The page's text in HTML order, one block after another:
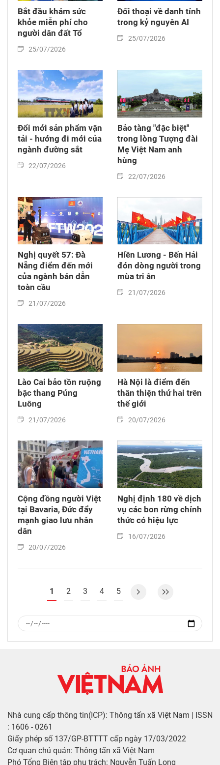
Bắt đầu khám sức
khỏe miễn phí cho
người dân đất Tổ
25/07/2026
Đối thoại về danh tính
trong kỷ nguyên AI
25/07/2026
Đổi mới sản phẩm vận
tải - hướng đi mới của
ngành đường sắt
22/07/2026
Bảo tàng "đặc biệt"
trong lòng Tượng đài
Mẹ Việt Nam anh
hùng
22/07/2026
Nghị quyết 57: Đà
Nẵng điểm đến mới
của ngành bán dẫn
toàn cầu
21/07/2026
Hiền Lương - Bến Hải
đón dòng người trong
mùa tri ân
21/07/2026
Lào Cai bảo tồn ruộng
bậc thang Púng
Luông
21/07/2026
Hà Nội là điểm đến
thân thiện thứ hai trên
thế giới
20/07/2026
Cộng đồng người Việt
tại Bavaria, Đức đẩy
mạnh giao lưu nhân
dân
20/07/2026
Nghị định 180 về dịch
vụ các bon rừng chính
thức có hiệu lực
16/07/2026
1 2 3 4 5
Nhà cung cấp thông tin(ICP): Thông tấn xã Việt Nam | ISSN
: 1606 - 0261
Giấy phép số 137/GP-BTTTT cấp ngày 17/03/2022
Cơ quan chủ quản: Thông tấn xã Việt Nam
Phó Tổng Biên tập phụ trách: Nguyễn Tuấn Long